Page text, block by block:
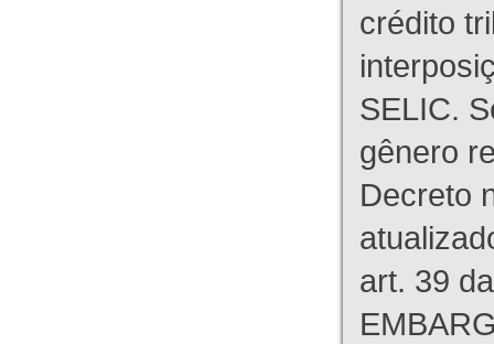
crédito
SELIC.
gênero
Decreto
art. 39